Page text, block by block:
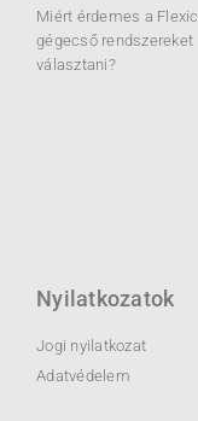
Miért érdemes a
gégecső rendszereket
választani?
Nyilatkozatok
Jogi nyilatkozat
Adatvédelem